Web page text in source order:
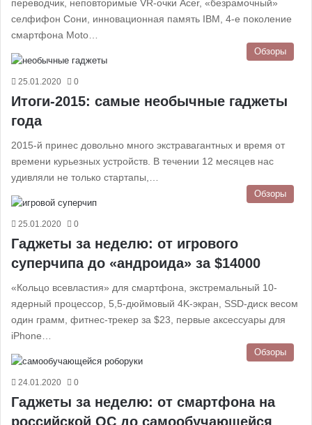
переводчик, неповторимые VR-очки Acer, «безрамочный»
селфифон Сони, инновационная память IBM, 4-е поколение
смартфона Moto…
Обзоры
25.01.2020 0
Итоги-2015: самые необычные гаджеты
года
2015-й принес довольно много экстравагантных и время от
времени курьезных устройств. В течении 12 месяцев нас
удивляли не только стартапы,…
Обзоры
25.01.2020 0
Гаджеты за неделю: от игрового
суперчипа до «андроида» за $14000
«Кольцо всевластия» для смартфона, экстремальный 10-
ядерный процессор, 5,5-дюймовый 4K-экран, SSD-диск весом
один грамм, фитнес-трекер за $23, первые аксессуары для
iPhone…
Обзоры
24.01.2020 0
Гаджеты за неделю: от смартфона на
российской ОС до самообучающейся